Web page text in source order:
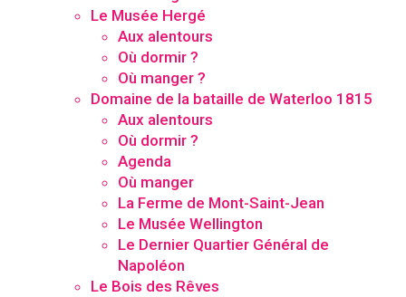
Le Musée Hergé
Aux alentours
Où dormir ?
Où manger ?
Domaine de la bataille de Waterloo 1815
Aux alentours
Où dormir ?
Agenda
Où manger
La Ferme de Mont-Saint-Jean
Le Musée Wellington
Le Dernier Quartier Général de
Napoléon
Le Bois des Rêves